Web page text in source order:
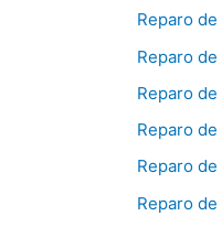
Reparo
Reparo
Reparo
Reparo
Reparo
Reparo